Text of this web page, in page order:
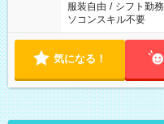
服装自由 / シフト勤務
ソコンスキル不要
気になる！